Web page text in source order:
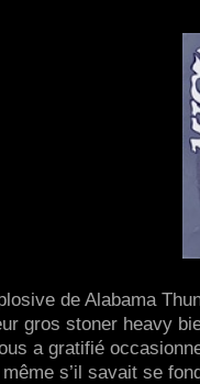
de Alabama
gros stoner heavy
a gratifié
s’il savait se